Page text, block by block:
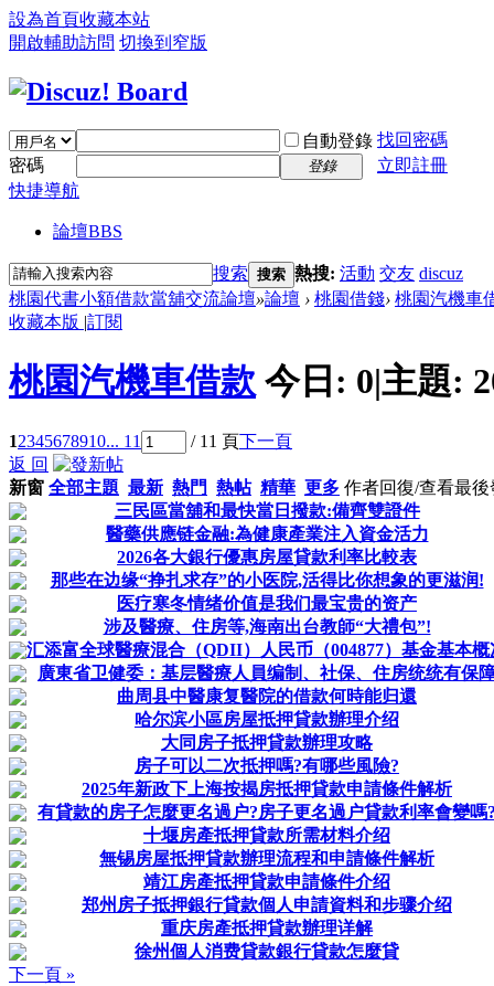
設為首頁收藏本站
開啟輔助訪問 切換到窄版
自動登錄 找回密碼
密碼
登錄
立即註冊
快捷導航
論壇BBS
搜索 搜索 熱搜: 活動 交友 discuz
桃園代書小額借款當舖交流論壇»論壇 › 桃園借錢› 桃園汽機車
收藏本版 |訂閱
桃園汽機車借款 今日: 0|主題:
12345678910... 11 / 11 頁下一頁
返 回
新窗 全部主題 最新 熱門 熱帖 精華 更多 作者回復/查看最後
三民區當舖和最快當日撥款:備齊雙證件
醫藥供應链金融:為健康產業注入資金活力
2026各大銀行優惠房屋貸款利率比較表
那些在边缘“挣扎求存”的小医院,活得比你想象的更滋润!
医疗寒冬情绪价值是我们最宝贵的资产
涉及醫療、住房等,海南出台教師“大禮包”!
汇添富全球醫療混合（QDII）人民币（004877）基金基本概
廣東省卫健委：基层醫療人員编制、社保、住房统统有保
曲周县中醫康复醫院的借款何時能归還
哈尔滨小區房屋抵押貸款辦理介绍
大同房子抵押貸款辦理攻略
房子可以二次抵押嗎?有哪些風險?
2025年新政下上海按揭房抵押貸款申請條件解析
有貸款的房子怎麼更名過户?房子更名過户貸款利率會變嗎
十堰房產抵押貸款所需材料介绍
無锡房屋抵押貸款辦理流程和申請條件解析
靖江房產抵押貸款申請條件介绍
郑州房子抵押銀行貸款個人申請資料和步骤介绍
重庆房產抵押貸款辦理详解
徐州個人消费貸款銀行貸款怎麼貸
下一頁 »